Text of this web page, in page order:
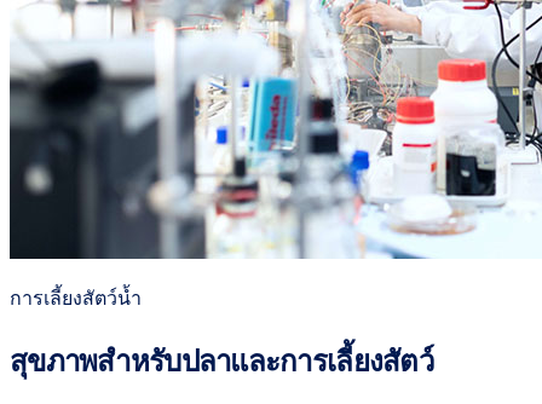
การเลี้ยงสัตว์น้ำ
สุขภาพสำหรับปลาและการเลี้ยงสัตว์